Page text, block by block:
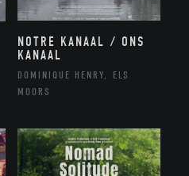
NOTRE KANAAL / ONS
KANAAL
DOMINIQUE HENRY, ELS
MOORS